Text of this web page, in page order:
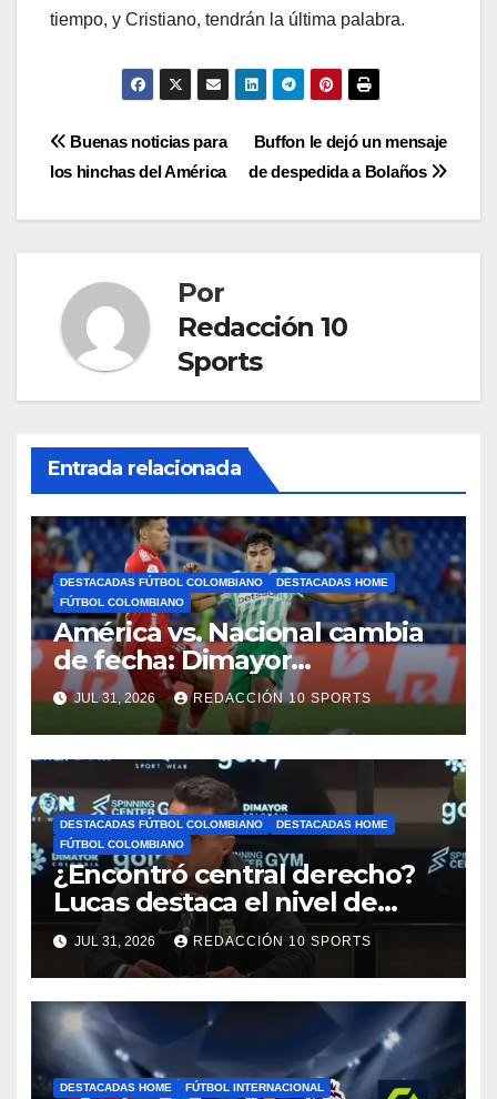
tiempo, y Cristiano, tendrán la última palabra.
Buffon le dejó un mensaje
de despedida a Bolaños
Buenas noticias para
los hinchas del América
Por
Redacción 10
Sports
Entrada relacionada
DESTACADAS FÚTBOL COLOMBIANO
DESTACADAS HOME
FÚTBOL COLOMBIANO
América vs. Nacional cambia
de fecha: Dimayor
reprogramó el clásico por
motivos de seguridad
JUL 31, 2026 REDACCIÓN 10 SPORTS
DESTACADAS FÚTBOL COLOMBIANO
DESTACADAS HOME
FÚTBOL COLOMBIANO
¿Encontró central derecho?
Lucas destaca el nivel de
Néider Parra
JUL 31, 2026 REDACCIÓN 10 SPORTS
DESTACADAS HOME FÚTBOL INTERNACIONAL